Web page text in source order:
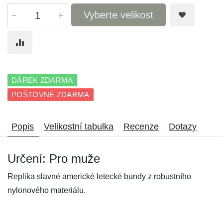
Vyberte velikost
DÁREK ZDARMA
POŠTOVNÉ ZDARMA
Popis Velikostní tabulka Recenze Dotazy
Určení: Pro muže
Replika slavné americké letecké bundy z robustního
nylonového materiálu.